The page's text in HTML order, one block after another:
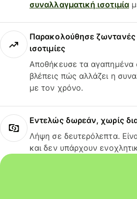
συναλλαγματική ισοτιμία
Παρακολούθησε ζωντανές
ισοτιμίες
Αποθήκευσε τα αγαπημένα
βλέπεις πώς αλλάζει η
με τον χρόνο.
Εντελώς δωρεάν, χωρίς
Λήψη σε δευτερόλεπτα.
και δεν υπάρχουν